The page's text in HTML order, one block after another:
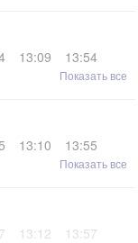
13:09
13:54
Показать все
13:10
13:55
Показать все
13:12
13:57